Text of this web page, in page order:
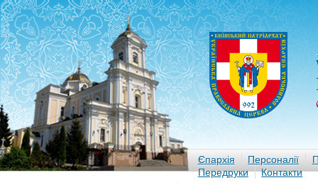
Єпархія Персоналії
Передруки
Контакти